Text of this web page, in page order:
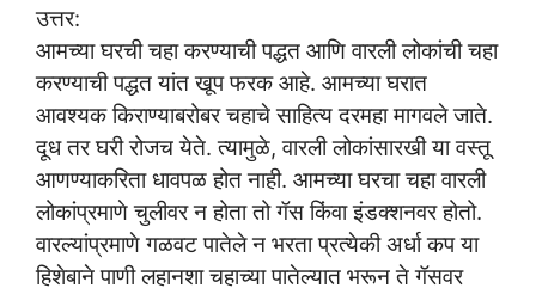
उत्तर:
आमच्या घरची चहा करण्याची पद्धत आणि वारली लोकांची चहा
करण्याची पद्धत यांत खूप फरक आहे. आमच्या घरात
आवश्यक किराण्याबरोबर चहाचे साहित्य दरमहा मागवले जाते.
दूध तर घरी रोजच येते. त्यामुळे, वारली लोकांसारखी या वस्तू
आणण्याकरिता धावपळ होत नाही. आमच्या घरचा चहा वारली
लोकांप्रमाणे चुलीवर न होता तो गॅस किंवा इंडक्शनवर होतो.
वारल्यांप्रमाणे गळवट पातेले न भरता प्रत्येकी अर्धा कप या
हिशेबाने पाणी लहानशा चहाच्या पातेल्यात भरून ते गॅसवर